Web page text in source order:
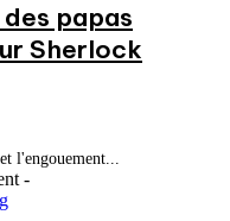
papas
Sherlock
l'engouement...
-